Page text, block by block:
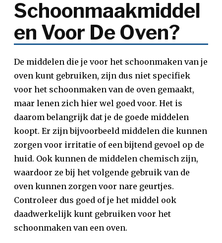
Schoonmaakmiddel
En Voor De Oven?
De middelen die je voor het schoonmaken van je
oven kunt gebruiken, zijn dus niet specifiek
voor het schoonmaken van de oven gemaakt,
maar lenen zich hier wel goed voor. Het is
daarom belangrijk dat je de goede middelen
koopt. Er zijn bijvoorbeeld middelen die kunnen
zorgen voor irritatie of een bijtend gevoel op de
huid. Ook kunnen de middelen chemisch zijn,
waardoor ze bij het volgende gebruik van de
oven kunnen zorgen voor nare geurtjes.
Controleer dus goed of je het middel ook
daadwerkelijk kunt gebruiken voor het
schoonmaken van een oven.